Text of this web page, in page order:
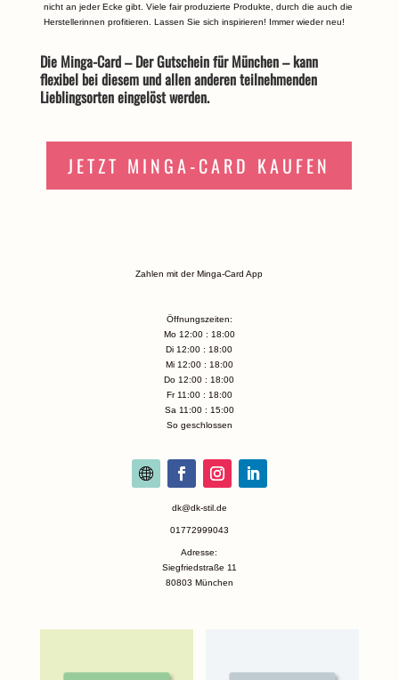
nicht an jeder Ecke gibt. Viele fair produzierte Produkte, durch die auch die
Herstellerinnen profitieren. Lassen Sie sich inspirieren! Immer wieder neu!
Die Minga-Card – Der Gutschein für München – kann
flexibel bei diesem und allen anderen teilnehmenden
Lieblingsorten eingelöst werden.
JETZT MINGA-CARD KAUFEN
Zahlen mit der Minga-Card App
Öffnungszeiten:
Mo 12:00 : 18:00
Di 12:00 : 18:00
Mi 12:00 : 18:00
Do 12:00 : 18:00
Fr 11:00 : 18:00
Sa 11:00 : 15:00
So geschlossen
dk@dk-stil.de
01772999043
Adresse:
Siegfriedstraße 11
80803 München